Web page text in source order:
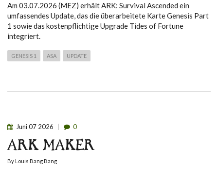
Am 03.07.2026 (MEZ) erhält ARK: Survival Ascended ein
umfassendes Update, das die überarbeitete Karte Genesis Part
1 sowie das kostenpflichtige Upgrade Tides of Fortune
integriert.
GENESIS 1 ASA UPDATE
Juni07 2026 0
ARK MAKER
By Louis Bang Bang